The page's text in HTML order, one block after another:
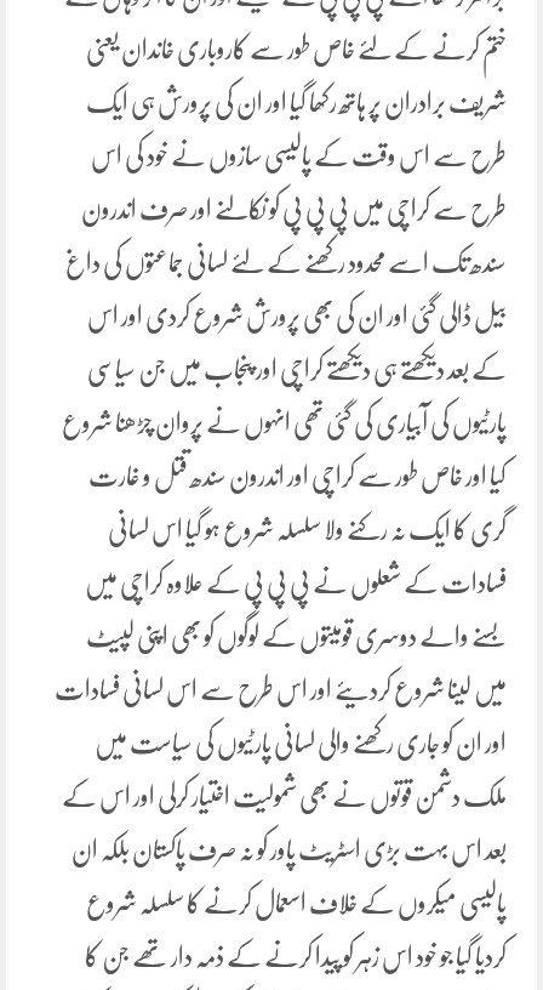
ختم کرنے کے لئے خاص طور سے کاروباری خاندان یعنی
شریف برادران پر ہاتھ رکھا گیا اور ان کی پرورش ہی ایک
طرح سے اس وقت کے پالیسی سازوں نے خود کی اس
طرح سے کراچی میں پی پی پی کو نکالنے اور صرف اندرون
سندھ تک اسے محدود رکھنے کے لئے لسانی جماعتوں کی داغ
بیل ڈالی گئی اور ان کی بھی پرورش شروع کردی اور اس
کے بعد دیکھتے ہی دیکھتے کراچی اور پنجاب میں جن سیاسی
پارٹیوں کی آبیاری کی گئی تھی انہوں نے پروان چڑھنا شروع
کیا اور خاص طور سے کراچی اور اندرون سندھ قتل و غارت
گری کا ایک نہ رکنے ولا سلسلہ شروع ہو گیا اس لسانی
فسادات کے شعلوں نے پی پی پی کے علاوہ کراچی میں
بسنے والے دوسری قومیتوں کے لوگوں کو بھی اپنی لپیٹ
میں لینا شروع کردیئے اور اس طرح سے اس لسانی فسادات
اور ان کو جاری رکھنے والی لسانی پارٹیوں کی سیاست میں
ملک دشمن قوتوں نے بھی شمولیت اختیار کرلی اور اس کے
بعد اس بہت بڑی اسٹریٹ پاور کو نہ صرف پاکستان بلکہ ان
پالیسی میکروں کے خلاف اسعمال کرنے کا سلسلہ شروع
کردیا گیا جو خود اس زہر کو پیدا کرنے کے ذمہ دار تھے جن کا